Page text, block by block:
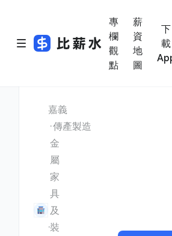
專
欄
觀
點
薪
資
地
圖
下
載
嘉義
傳產製造
金
屬
家
具
及
裝